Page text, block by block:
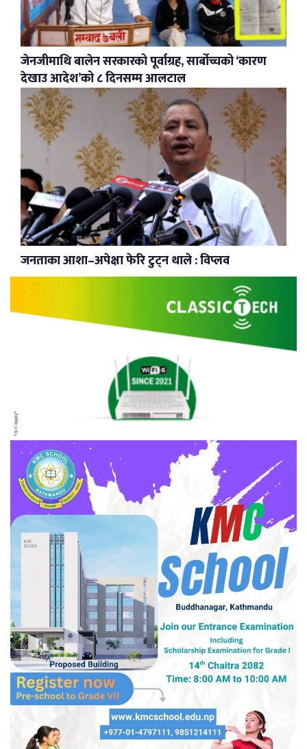
जेनजीमाथि बालेन सरकारको पूर्वाग्रह, सार्बोच्चको ‘कारण
देखाउ आदेश’को ८ दिनसम्म आलटाल
जनताका आशा–अपेक्षा फेरि टुट्न थाले : विप्लव